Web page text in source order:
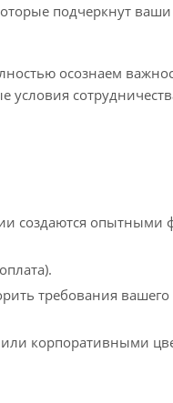
подчеркнут
осознаем
создаются опытными
требования
корпоративными